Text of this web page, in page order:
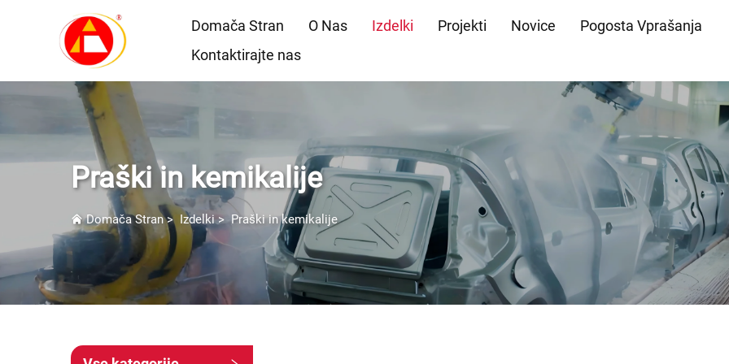
Domača Stran O Nas Izdelki Projekti Novice
Pogosta Vprašanja
Kontaktirajte nas
Praški in kemikalije
Domača Stran> Izdelki>Praški in kemikalije